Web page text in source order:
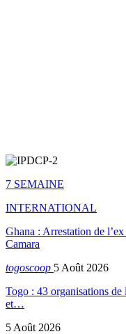
7 SEMAINE
INTERNATIONAL
Ghana : Arrestation de
Camara
togoscoop 5 Août 2026
Togo : 43 organisations
et…
5 Août 2026